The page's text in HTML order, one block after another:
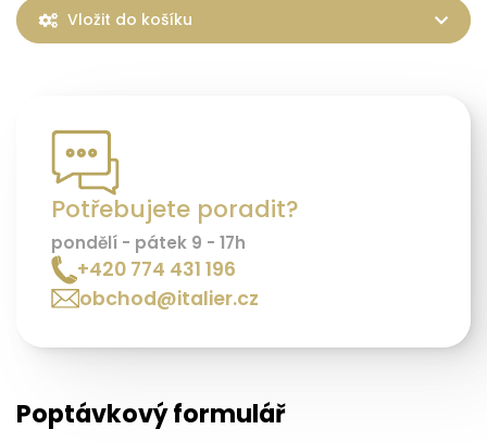
Vložit do košíku
Potřebujete poradit?
pondělí - pátek 9 - 17h
+420 774 431 196
obchod@italier.cz
Poptávkový formulář